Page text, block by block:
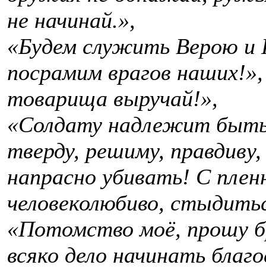
не начинай.»,
«Будем служить Верою и
посрамим врагов
товарища выручай!»,
«Солдату надлежит быть
тверду, решиму,
напрасно убивать! С
человеколюбиво,
«Потомство моё, прошу
всяко дело начинать